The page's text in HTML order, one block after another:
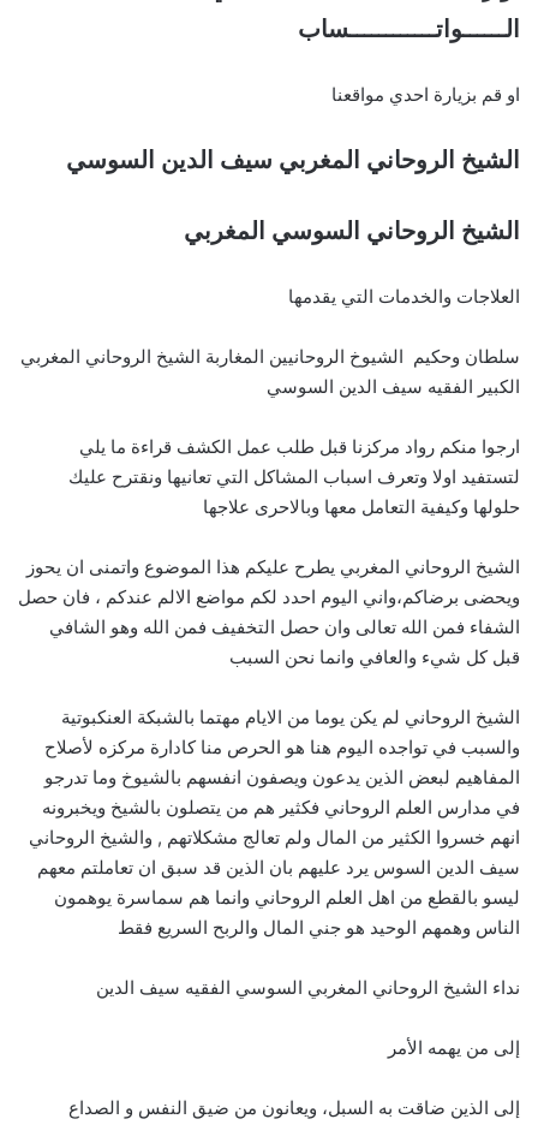
الــــــواتــــــــــــساب
او قم بزيارة احدي مواقعنا
الشيخ الروحاني المغربي سيف الدين السوسي
الشيخ الروحاني السوسي المغربي
العلاجات والخدمات التي يقدمها
سلطان وحكيم الشيوخ الروحانيين المغاربة الشيخ الروحاني المغربي
الكبير الفقيه سيف الدين السوسي
ارجوا منكم رواد مركزنا قبل طلب عمل الكشف قراءة ما يلي
لتستفيد اولا وتعرف اسباب المشاكل التي تعانيها ونقترح عليك
حلولها وكيفية التعامل معها وبالاحرى علاجها
الشيخ الروحاني المغربي يطرح عليكم هذا الموضوع واتمنى ان يحوز
ويحضى برضاكم،واني اليوم احدد لكم مواضع الالم عندكم ، فان حصل
الشفاء فمن الله تعالى وان حصل التخفيف فمن الله وهو الشافي
قبل كل شيء والعافي وانما نحن السبب
الشيخ الروحاني لم يكن يوما من الايام مهتما بالشبكة العنكبوتية
والسبب في تواجده اليوم هنا هو الحرص منا كادارة مركزه لأصلاح
المفاهيم لبعض الذين يدعون ويصفون انفسهم بالشيوخ وما تدرجو
في مدارس العلم الروحاني فكثير هم من يتصلون بالشيخ ويخبرونه
انهم خسروا الكثير من المال ولم تعالج مشكلاتهم , والشيخ الروحاني
سيف الدين السوس يرد عليهم بان الذين قد سبق ان تعاملتم معهم
ليسو بالقطع من اهل العلم الروحاني وانما هم سماسرة يوهمون
الناس وهمهم الوحيد هو جني المال والربح السريع فقط
نداء الشيخ الروحاني المغربي السوسي الفقيه سيف الدين
إلى من يهمه الأمر
إلى الذين ضاقت به السبل، ويعانون من ضيق النفس و الصداع